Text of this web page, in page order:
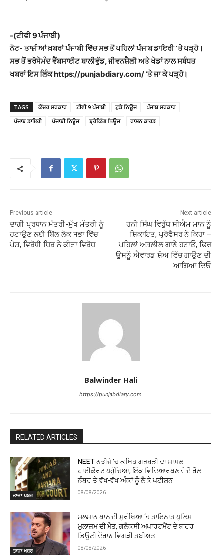
-(ਟੀਵੀ 9 ਪੰਜਾਬੀ)
ਨੋਟ- ਤਾਜ਼ੀਆਂ ਖ਼ਬਰਾਂ ਪੰਜਾਬੀ ਵਿੱਚ ਸਭ ਤੋਂ ਪਹਿਲਾਂ ਪੰਜਾਬ ਡਾਇਰੀ ‘ਤੇ ਪੜ੍ਹੋ।
ਸਭ ਤੋਂ ਭਰੋਸੇਮੰਦ ਵੈੱਬਸਾਈਟ ਬਾਲੀਵੁੱਡ, ਜੀਵਨਸ਼ੈਲੀ ਅਤੇ ਖੇਡਾਂ ਨਾਲ ਸਬੰਧਤ
ਖਬਰਾਂ ਇਸ ਲਿੰਕ https://punjabdiary.com/ ‘ਤੇ ਜਾ ਕੇ ਪੜ੍ਹੋ।
TAGS ਕੇਂਦਰ ਸਰਕਾਰ ਟੀਵੀ 9 ਪੰਜਾਬੀ ਟੁਡੇ ਨਿਊਜ
ਪੰਜਾਬ ਸਰਕਾਰ
ਪੰਜਾਬ ਡਾਇਰੀ
ਪੰਜਾਬੀ ਨਿਊਜ ਬ੍ਰੇਕਿੰਗ ਨਿਊਜ ਰਾਸ਼ਨ ਕਾਰਡ
Previous article
ਦਾਗੀ ਪ੍ਰਧਾਨ ਮੰਤਰੀ-ਮੁੱਖ ਮੰਤਰੀ ਨੂੰ
ਹਟਾਉਣ ਲਈ ਬਿੱਲ ਲੋਕ ਸਭਾ ਵਿੱਚ
ਪੇਸ਼, ਵਿਰੋਧੀ ਧਿਰ ਨੇ ਕੀਤਾ ਵਿਰੋਧ
Next article
ਹਨੀ ਸਿੰਘ ਵਿਰੁੱਧ ਸੀਐਮ ਮਾਨ ਨੂੰ
ਸ਼ਿਕਾਇਤ, ਪ੍ਰੋਫੈਸਰ ਨੇ ਕਿਹਾ –
ਪਹਿਲਾਂ ਅਸ਼ਲੀਲ ਗਾਣੇ ਹਟਾਓ, ਫਿਰ
ਉਸਨੂੰ ਐਵਾਰਡ ਸ਼ੋਅ ਵਿੱਚ ਗਾਉਣ ਦੀ
ਆਗਿਆ ਦਿਓ
Balwinder Hali
https://punjabdiary.com
RELATED ARTICLES
ਤਾਜ਼ਾ ਖਬਰ
NEET ਨਤੀਜੇ ’ਚ ਕਥਿਤ ਗੜਬੜੀ ਦਾ ਮਾਮਲਾ
ਹਾਈਕੋਰਟ ਪਹੁੰਚਿਆ, ਇੱਕ ਵਿਦਿਆਰਥਣ ਦੇ ਦੋ ਰੋਲ
ਨੰਬਰ ਤੇ ਵੱਖ-ਵੱਖ ਅੰਕਾਂ ਨੂੰ ਲੈ ਕੇ ਪਟੀਸ਼ਨ
08/08/2026
ਤਾਜ਼ਾ ਖਬਰ
ਸਲਮਾਨ ਖਾਨ ਦੀ ਸੁਰੱਖਿਆ ‘ਚ ਤਾਇਨਾਤ ਪੁਲਿਸ
ਮੁਲਾਜ਼ਮ ਦੀ ਮੌਤ, ਗਲੈਕਸੀ ਅਪਾਰਟਮੈਂਟ ਦੇ ਬਾਹਰ
ਡਿਊਟੀ ਦੌਰਾਨ ਵਿਗੜੀ ਤਬੀਅਤ
08/08/2026